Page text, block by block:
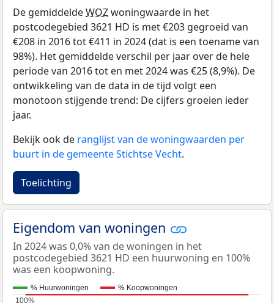
De gemiddeldeWOZwoningwaarde in het
postcodegebied 3621 HD is met €203 gegroeid van
€208 in 2016 tot €411 in 2024 (dat is een toename van
98%). Het gemiddelde verschil per jaar over de hele
periode van 2016 tot en met 2024 was €25 (8,9%). De
ontwikkeling van de data in de tijd volgt een
monotoon stijgende trend: De cijfers groeien ieder
jaar.
Bekijk ook de ranglijst van de woningwaarden per
buurt in de gemeente Stichtse Vecht.
Toelichting
Eigendom van woningen
In 2024 was 0,0% van de woningen in het
postcodegebied 3621 HD een huurwoning en 100%
was een koopwoning.
% Huurwoningen
% Koopwoningen
100%
100%